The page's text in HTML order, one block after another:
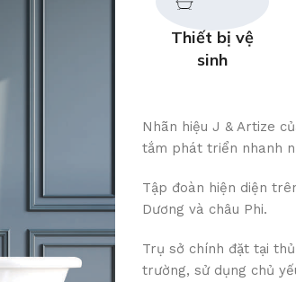
Thiết bị vệ
sinh
Nhãn hiệu J & Artize
tắm phát triển nhanh
Tập đoàn hiện diện
Dương và châu Phi.
Trụ sở chính đặt tại
trường, sử dụng chủ